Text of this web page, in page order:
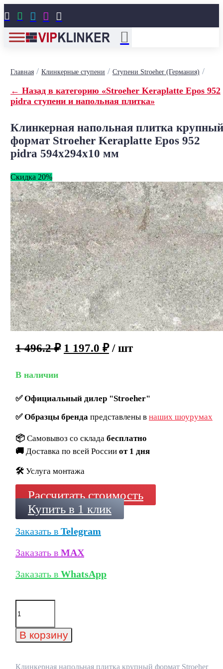
    
Главная/ Клинкерные ступени / Ступени Stroeher (Германия) /
← Назад в категорию «Stroeher Keraplatte Epos 952
pidra ступени и напольная плитка»
Клинкерная напольная плитка крупный
формат Stroeher Keraplatte Epos 952
pidra 594х294х10 мм
Скидка 20%
1 496.2₽ 1 197.0 ₽ / шт
В наличии
✅Официальный дилер "Stroeher"
✅Образцы брендапредставлены в наших шоурумах
📦 Самовывоз со склада бесплатно
🚚 Доставка по всей России от 1 дня
🛠️ Услуга монтажа
Рассчитать стоимость
Купить в 1 клик
Заказать в Telegram
Заказать в MAX
Заказать в WhatsApp
Количество
товара
напольная
плитка
Stroeher
В корзину
Клинкерная напольная плитка крупный формат Stroeher